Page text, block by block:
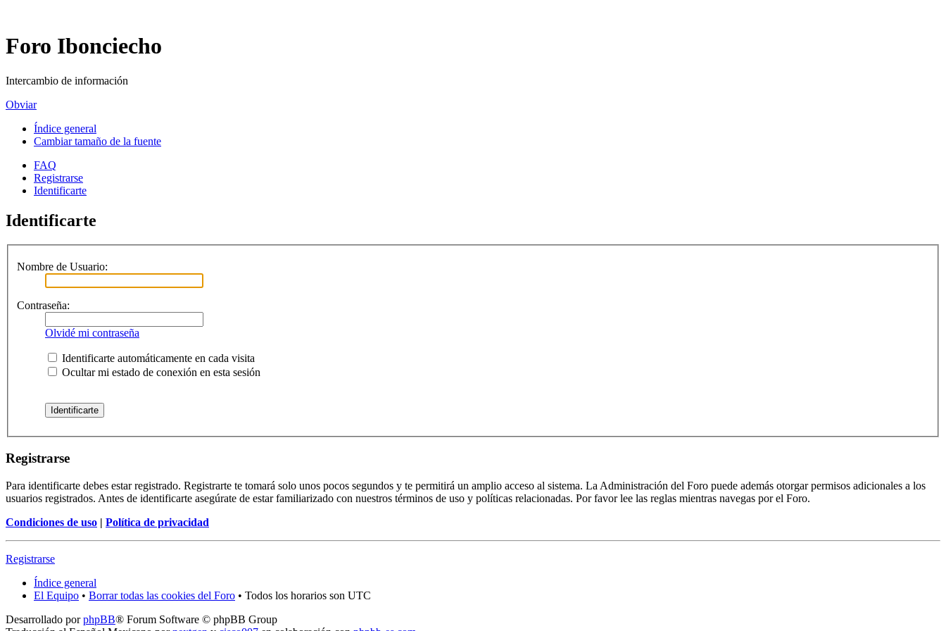
Foro Ibonciecho
Intercambio de información
Obviar
Índice general
Cambiar tamaño de la fuente
FAQ
Registrarse
Identificarte
Identificarte
Nombre de Usuario:
Contraseña:
Olvidé mi contraseña
Identificarte automáticamente en cada visita
Ocultar mi estado de conexión en esta sesión
Registrarse
Para identificarte debes estar registrado. Registrarte te tomará solo unos pocos segundos y te permitirá un amplio acceso al sistema. La Administración del Foro puede además otorgar permisos adicionales a los
usuarios registrados. Antes de identificarte asegúrate de estar familiarizado con nuestros términos de uso y políticas relacionadas. Por favor lee las reglas mientras navegas por el Foro.
Condiciones de uso | Política de privacidad
Registrarse
Índice general
El Equipo • Borrar todas las cookies del Foro • Todos los horarios son UTC
Desarrollado porphpBB® Forum Software © phpBB Group